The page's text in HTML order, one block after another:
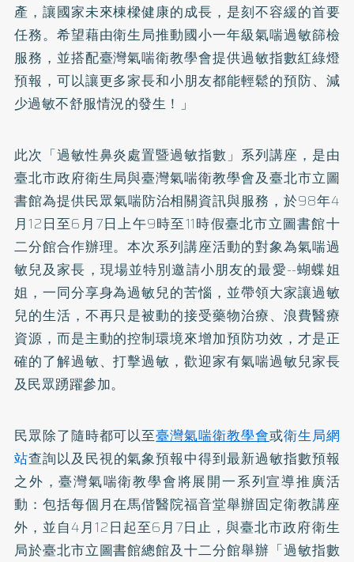
產，讓國家未來棟樑健康的成長，是刻不容緩的首要
任務。希望藉由衛生局推動國小一年級氣喘過敏篩檢
服務，並搭配臺灣氣喘衛教學會提供過敏指數紅綠燈
預報，可以讓更多家長和小朋友都能輕鬆的預防、減
少過敏不舒服情況的發生！」
此次「過敏性鼻炎處置暨過敏指數」系列講座，是由
臺北市政府衛生局與臺灣氣喘衛教學會及臺北市立圖
書館為提供民眾氣喘防治相關資訊與服務，於98年4
月12日至6月7日上午9時至11時假臺北市立圖書館十
二分館合作辦理。本次系列講座活動的對象為氣喘過
敏兒及家長，現場並特別邀請小朋友的最愛--蝴蝶姐
姐，一同分享身為過敏兒的苦惱，並帶領大家讓過敏
兒的生活，不再只是被動的接受藥物治療、浪費醫療
資源，而是主動的控制環境來增加預防功效，才是正
確的了解過敏、打擊過敏，歡迎家有氣喘過敏兒家長
及民眾踴躍參加。
民眾除了隨時都可以至臺灣氣喘衛教學會或衛生局網
站查詢以及民視的氣象預報中得到最新過敏指數預報
之外，臺灣氣喘衛教學會將展開一系列宣導推廣活
動：包括每個月在馬偕醫院福音堂舉辦固定衛教講座
外，並自4月12日起至6月7日止，與臺北市政府衛生
局於臺北市立圖書館總館及十二分館舉辦「過敏指數